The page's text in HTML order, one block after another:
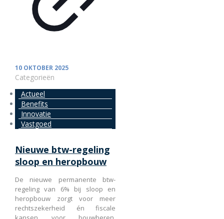
10 OKTOBER 2025
Categorieën
Actueel
Benefits
Innovatie
Vastgoed
Nieuwe btw-regeling
sloop en heropbouw
De nieuwe permanente btw-
regeling van 6% bij sloop en
heropbouw zorgt voor meer
rechtszekerheid én fiscale